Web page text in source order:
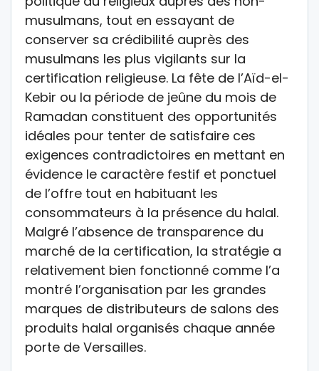
musulmans, tout en essayant de
conserver sa crédibilité auprès des
musulmans les plus vigilants sur la
certification religieuse. La fête de l’Aïd-el-
Kebir ou la période de jeûne du mois de
Ramadan constituent des opportunités
idéales pour tenter de satisfaire ces
exigences contradictoires en mettant en
évidence le caractère festif et ponctuel
de l’offre tout en habituant les
consommateurs à la présence du halal.
Malgré l’absence de transparence du
marché de la certification, la stratégie a
relativement bien fonctionné comme l’a
montré l’organisation par les grandes
marques de distributeurs de salons des
produits halal organisés chaque année
porte de Versailles.